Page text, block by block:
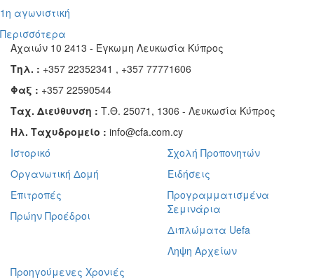
1η αγωνιστική
Περισσότερα
Αχαιών 10 2413 - Έγκωμη Λευκωσία Κύπρος
Τηλ. : +357 22352341 , +357 77771606
Φαξ : +357 22590544
Ταχ. Διεύθυνση : Τ.Θ. 25071, 1306 - Λευκωσία Κύπρος
Ηλ. Ταχυδρομείο : info@cfa.com.cy
Ιστορικό
Οργανωτική Δομή
Επιτροπές
Πρώην Προέδροι
Σχολή Προπονητών
Ειδήσεις
Προγραμματισμένα
Σεμινάρια
Διπλώματα Uefa
Ληψη Αρχείων
Προηγούμενες Χρονιές